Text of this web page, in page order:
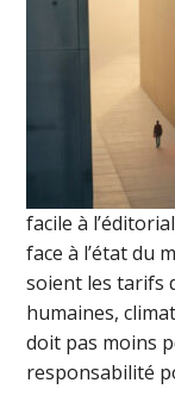
facile à
face à l’état du
soient les tarifs
humaines,
doit pas moins
responsabilité